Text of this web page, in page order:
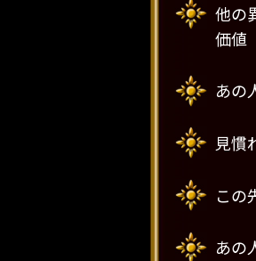
他の
価値
あの
見慣
この
あの